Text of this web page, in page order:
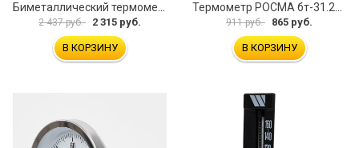
2 437 руб. 2 315 руб.
В КОРЗИНУ
911 руб. 865 руб.
В КОРЗИНУ